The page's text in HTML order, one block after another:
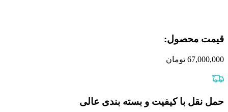
قیمت محصول:​
67,000,000 تومان
حمل نقل با کیفیت و بسته بندی عالی